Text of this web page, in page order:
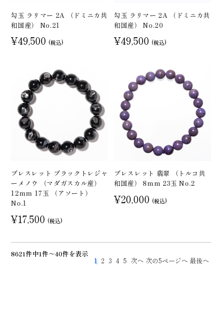
勾玉 ラリマー 2A （ドミニカ共
和国産） No.21
¥49,500 (税込)
勾玉 ラリマー 2A （ドミニカ共
和国産） No.20
¥49,500 (税込)
ブレスレット ブラックトレジャ
ーメノウ （マダガスカル産）
12mm 17玉 （アソート）
No.1
¥17,500 (税込)
ブレスレット 翡翠 （トルコ共
和国産） 8mm 23玉 No.2
¥20,000 (税込)
8621件中1件～40件を表示
1 2 3 4 5 次へ 次の5ページへ 最後へ